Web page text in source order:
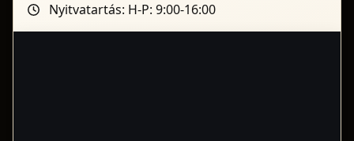
Nyitvatartás: H-P: 9:00-16:00